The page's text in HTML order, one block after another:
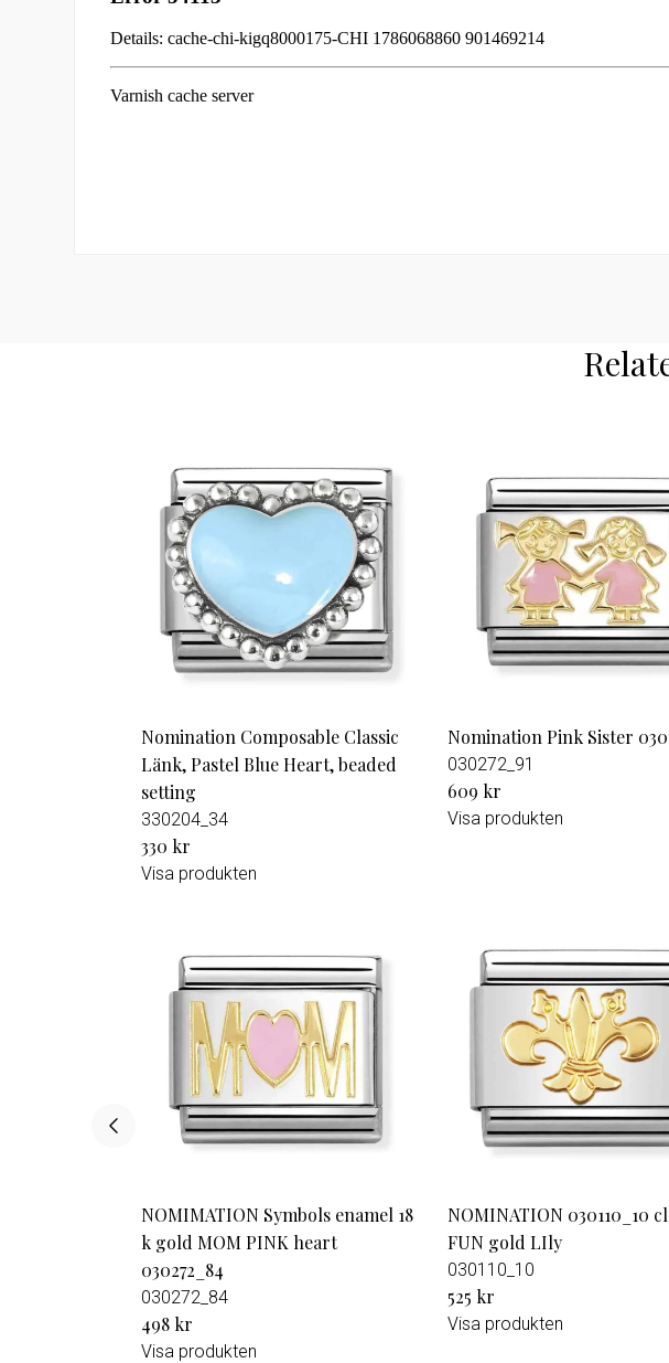
Nomination Composable Classic
Länk, Pastel Blue Heart, beaded
setting
330204_34
330 kr
Visa produkten
Nomination Pink Sister
030272_91
609 kr
Visa produkten
NOMIMATION Symbols enamel 18
k gold MOM PINK heart
030272_84
030272_84
498 kr
Visa produkten
NOMINATION 030110_10
FUN gold LIly
030110_10
525 kr
Visa produkten